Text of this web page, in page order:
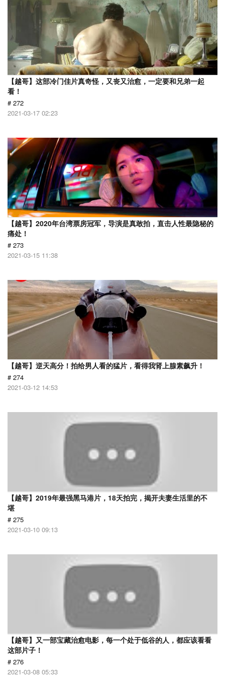
【越哥】这部冷门佳片真奇怪，又丧又治愈，一定要和兄弟一起
看！
# 272
2021-03-17 02:23
【越哥】2020年台湾票房冠军，导演是真敢拍，直击人性最隐秘的
痛处！
# 273
2021-03-15 11:38
【越哥】逆天高分！拍给男人看的猛片，看得我肾上腺素飙升！
# 274
2021-03-12 14:53
【越哥】2019年最强黑马港片，18天拍完，揭开夫妻生活里的不
堪
# 275
2021-03-10 09:13
【越哥】又一部宝藏治愈电影，每一个处于低谷的人，都应该看看
这部片子！
# 276
2021-03-08 05:33